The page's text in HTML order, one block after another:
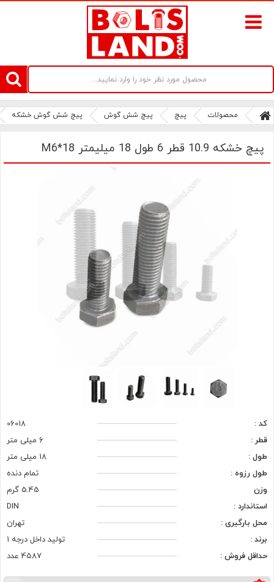
سامانه آنلاین فروش پیچ و مهره های صنعتی بولتز لند | سرزمین پیچ
محصولات پیچ پیچ شش گوش پیچ شش گوش خشکه
پیچ خشکه 10.9 قطر 6 طول 18 میلیمتر M6*18
کد :
06018
قطر :
6 میلی متر
طول :
18 میلی متر
طول رزوه :
تمام دنده
وزن
5.45 گرم
استاندارد :
DIN
محل بارگیری :
تهران
برند :
تولید داخل درجه 1
حداقل فروش :
4587 عدد